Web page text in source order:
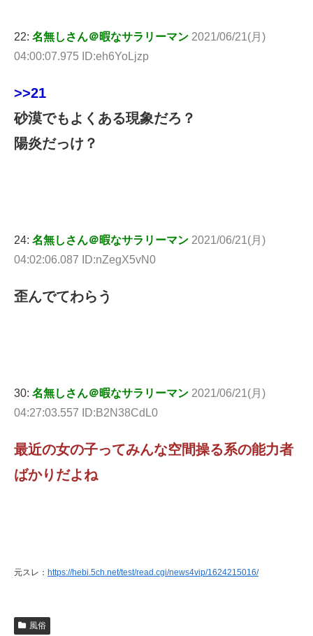
22: 名無しさん＠暇なサラリーマン 2021/06/21(月)
04:00:07.975 ID:eh6YoLjzp
>>21
砂漠でもよくある現象だろ？
陽炎だっけ？
24: 名無しさん＠暇なサラリーマン 2021/06/21(月)
04:02:06.087 ID:nZegX5vN0
歪んでてわらう
30: 名無しさん＠暇なサラリーマン 2021/06/21(月)
04:27:03.557 ID:B2N38CdL0
最近の女の子ってみんな空間操る系の能力者
ばかりだよね
元スレ： https://hebi.5ch.net/test/read.cgi/news4vip/1624215016/
風俗